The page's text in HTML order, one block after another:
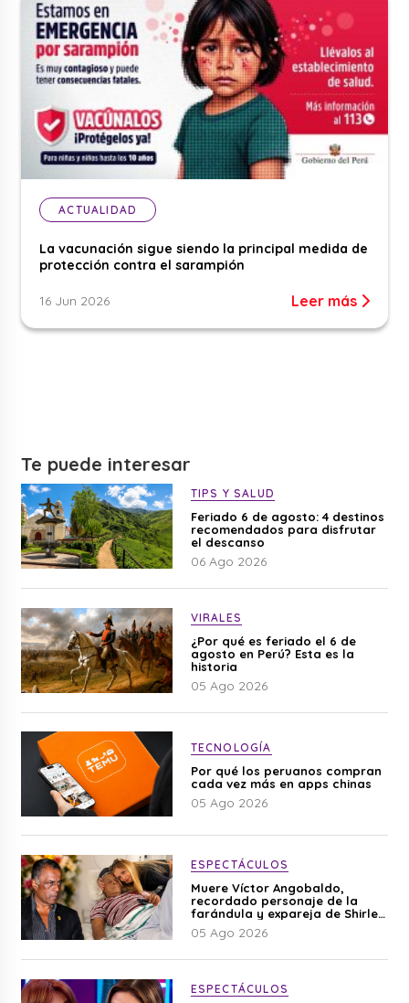
ACTUALIDAD
La vacunación sigue siendo la principal medida de
protección contra el sarampión
16 Jun 2026 Leer más
Te puede interesar
TIPS Y SALUD
Feriado 6 de agosto: 4 destinos
recomendados para disfrutar
el descanso
06 Ago 2026
VIRALES
¿Por qué es feriado el 6 de
agosto en Perú? Esta es la
historia
05 Ago 2026
TECNOLOGÍA
Por qué los peruanos compran
cada vez más en apps chinas
05 Ago 2026
ESPECTÁCULOS
Muere Víctor Angobaldo,
recordado personaje de la
farándula y expareja de Shirley
Cherres
05 Ago 2026
ESPECTÁCULOS